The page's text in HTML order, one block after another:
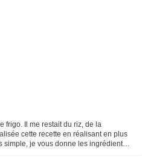
frigo. Il me restait du riz, de la
cette recette en réalisant en plus
simple, je vous donne les ingrédients